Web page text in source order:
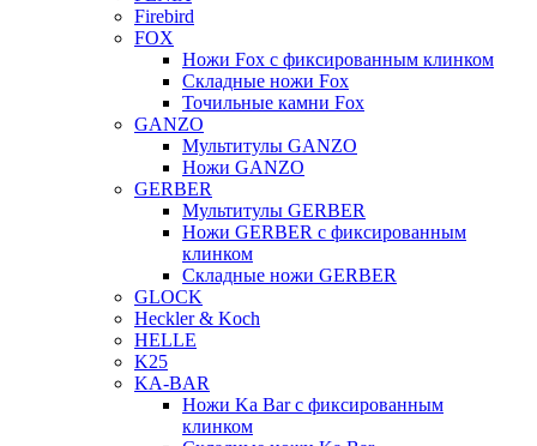
Firebird
FOX
Ножи Fox с фиксированным клинком
Складные ножи Fox
Точильные камни Fox
GANZO
Мультитулы GANZO
Ножи GANZO
GERBER
Мультитулы GERBER
Ножи GERBER с фиксированным
клинком
Складные ножи GERBER
GLOCK
Heckler & Koch
HELLE
K25
KA-BAR
Ножи Ka Bar c фиксированным
клинком